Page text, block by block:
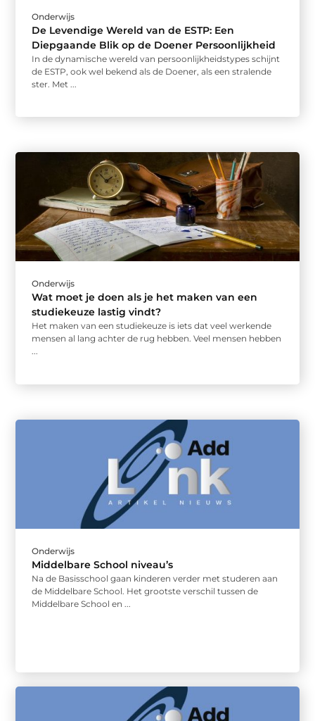
Onderwijs
De Levendige Wereld van de ESTP: Een
Diepgaande Blik op de Doener Persoonlijkheid
In de dynamische wereld van persoonlijkheidstypes schijnt
de ESTP, ook wel bekend als de Doener, als een stralende
ster. Met ...
Onderwijs
Wat moet je doen als je het maken van een
studiekeuze lastig vindt?
Het maken van een studiekeuze is iets dat veel werkende
mensen al lang achter de rug hebben. Veel mensen hebben
...
Onderwijs
Middelbare School niveau’s
Na de Basisschool gaan kinderen verder met studeren aan
de Middelbare School. Het grootste verschil tussen de
Middelbare School en ...